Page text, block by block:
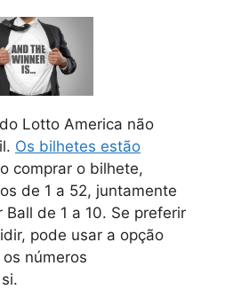
Lotto America não
Os bilhetes estão
comprar o bilhete,
de 1 a 52, juntamente
de 1 a 10. Se preferir
pode usar a opção
números